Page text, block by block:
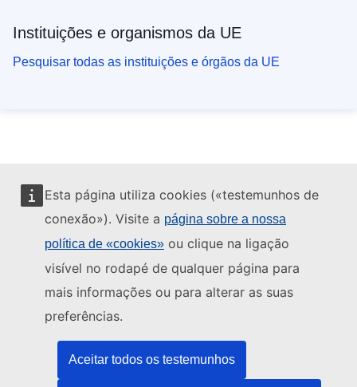
Esta página utiliza cookies («testemunhos de
conexão»). Visite a página sobre a nossa
política de «cookies» ou clique na ligação
visível no rodapé de qualquer página para
mais informações ou para alterar as suas
preferências.
Aceitar todos os testemunhos
Instituições e organismos da UE
Pesquisar todas as instituições e órgãos da UE